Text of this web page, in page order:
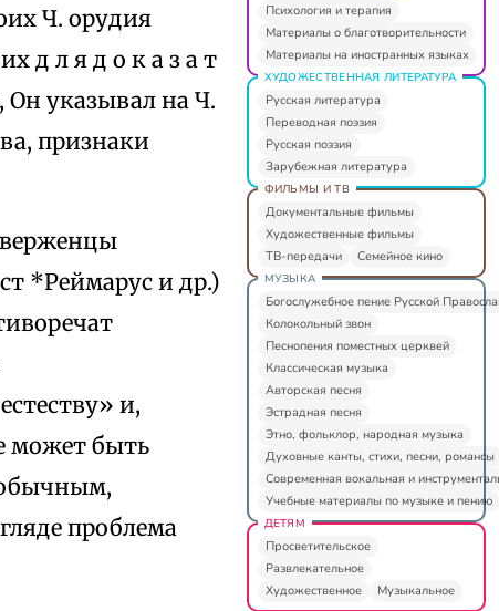
Ч. орудия
д л я д о к а з а т
Он указывал на Ч.
признаки
*Реймарус и др.)
и,
может быть
проблема
Психология и терапия
Материалы о благотворительности
Материалы на иностранных языках
ХУДОЖЕСТВЕННАЯ ЛИТЕРАТУРА
Русская литература
Переводная поэзия
Русская поэзия
Зарубежная литература
ФИЛЬМЫ И ТВ
Документальные фильмы
Художественные фильмы
ТВ-передачи
Семейное кино
МУЗЫКА
Богослужебное пение Русской
Колокольный звон
Песнопения поместных церквей
Классическая музыка
Авторская песня
Эстрадная песня
Этно, фольклор, народная музыка
Духовные канты, стихи, песни, романсы
Современная вокальная и
Учебные материалы по музыке и пению
ДЕТЯМ
Просветительское
Развлекательное
Художественное
Музыкальное